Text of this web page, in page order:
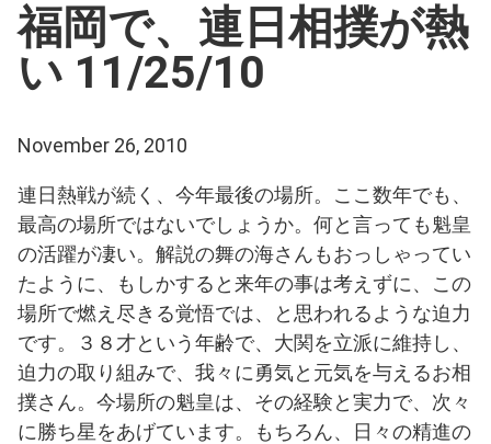
福岡で、連日相撲が熱
い 11/25/10
November 26, 2010
連日熱戦が続く、今年最後の場所。ここ数年でも、
最高の場所ではないでしょうか。何と言っても魁皇
の活躍が凄い。解説の舞の海さんもおっしゃってい
たように、もしかすると来年の事は考えずに、この
場所で燃え尽きる覚悟では、と思われるような迫力
です。３８才という年齢で、大関を立派に維持し、
迫力の取り組みで、我々に勇気と元気を与えるお相
撲さん。今場所の魁皇は、その経験と実力で、次々
に勝ち星をあげています。もちろん、日々の精進の